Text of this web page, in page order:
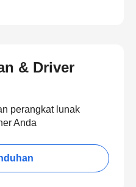
& Driver
perangkat lunak
Anda